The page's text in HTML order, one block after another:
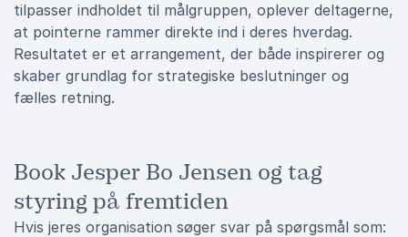
tilpasser indholdet til målgruppen, oplever deltagerne,
at pointerne rammer direkte ind i deres hverdag.
Resultatet er et arrangement, der både inspirerer og
skaber grundlag for strategiske beslutninger og
fælles retning.
Book Jesper Bo Jensen og tag
styring på fremtiden
Hvis jeres organisation søger svar på spørgsmål som: